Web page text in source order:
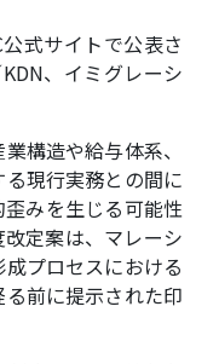
式サイトで公表さ
、イミグレーシ
構造や給与体系、
現行実務との間に
みを生じる可能性
定案は、マレーシ
プロセスにおける
前に提示された印